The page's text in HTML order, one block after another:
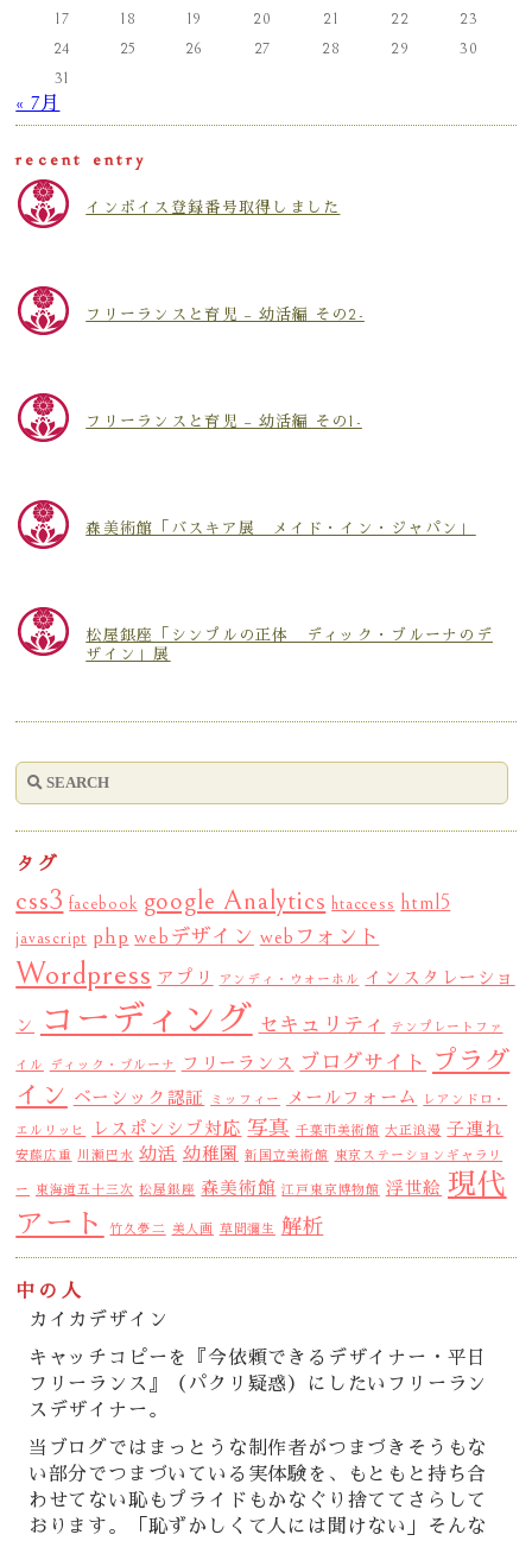
17
18 19 20 21 22
23
24
25 26 27 28 29
30
31
« 7月
recent entry
インボイス登録番号取得しました
フリーランスと育児 – 幼活編 その2-
フリーランスと育児 – 幼活編 その1-
森美術館「バスキア展 メイド・イン・ジャパン」
松屋銀座「シンプルの正体 ディック・ブルーナのデ
ザイン」展
タグ
css3 facebook google Analytics htaccess html5
javascript php webデザイン webフォント
Wordpress アプリ アンディ・ウォーホル インスタレーショ
ン コーディング セキュリティ テンプレートファ
イル ディック・ブルーナ フリーランス ブログサイト プラグ
イン ベーシック認証 ミッフィー メールフォーム レアンドロ・
エルリッヒ レスポンシブ対応 写真 千葉市美術館 大正浪漫 子連れ
安藤広重 川瀬巴水 幼活 幼稚園 新国立美術館 東京ステーションギャラリ
ー 東海道五十三次 松屋銀座 森美術館 江戸東京博物館 浮世絵 現代
アート
竹久夢二 美人画 草間彌生 解析
中の人
カイカデザイン
キャッチコピーを『今依頼できるデザイナー・平日
フリーランス』（パクリ疑惑）にしたいフリーラン
スデザイナー。
当ブログではまっとうな制作者がつまづきそうもな
い部分でつまづいている実体験を、もともと持ち合
わせてない恥もプライドもかなぐり捨ててさらして
おります。「恥ずかしくて人には聞けない」そんな